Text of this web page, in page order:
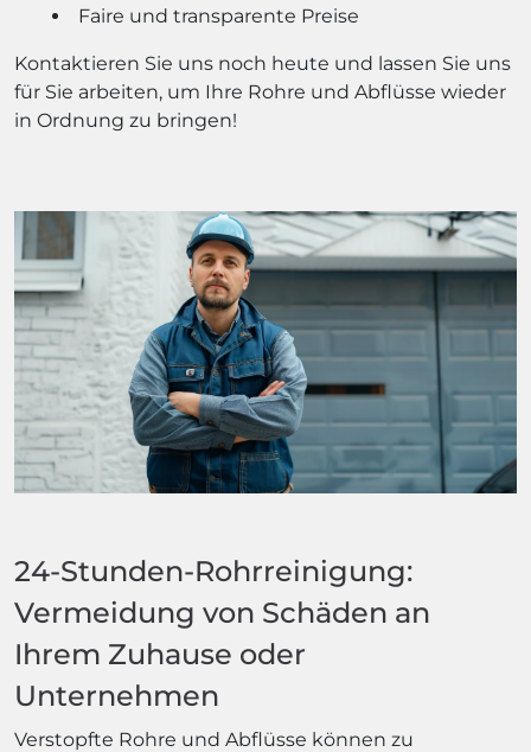
Faire und transparente Preise
Kontaktieren Sie uns noch heute und lassen Sie uns
für Sie arbeiten, um Ihre Rohre und Abflüsse wieder
in Ordnung zu bringen!
24-Stunden-Rohrreinigung:
Vermeidung von Schäden an
Ihrem Zuhause oder
Unternehmen
Verstopfte Rohre und Abflüsse können zu